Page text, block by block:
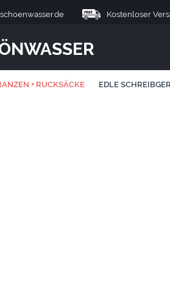
Kostenloser
+ RUCKSÄCKE EDLE